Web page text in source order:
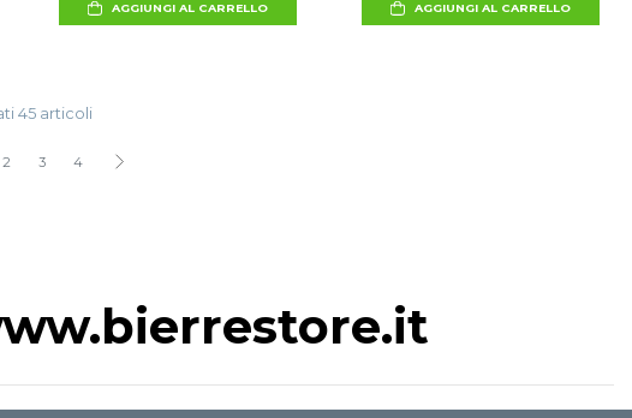
AGGIUNGI AL CARRELLO AGGIUNGI AL CARRELLO
45 articoli
2 3 4